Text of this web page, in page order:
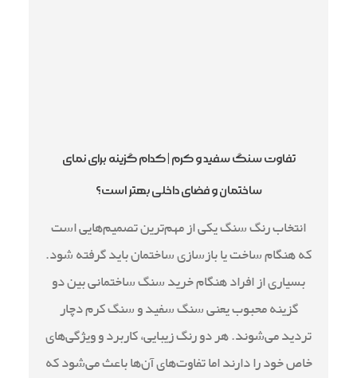
تفاوت سنگ سفید و کرم | کدام گزینه برای نمای
ساختمان و فضای داخلی بهتر است؟
انتخاب رنگ سنگ یکی از مهم‌ترین تصمیم‌هایی است
که هنگام ساخت یا بازسازی ساختمان باید گرفته شود.
بسیاری از افراد هنگام خرید سنگ ساختمانی بین دو
گزینه محبوب یعنی سنگ سفید و سنگ کرم دچار
تردید می‌شوند. هر دو رنگ زیبایی، کاربرد و ویژگی‌های
خاص خود را دارند اما تفاوت‌های آن‌ها باعث می‌شود که